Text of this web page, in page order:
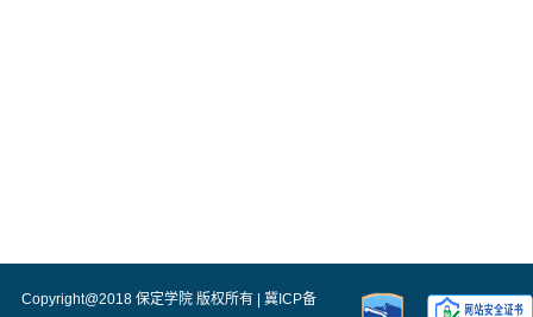
Copyright@2018 保定学院 版权所有 | 冀ICP备